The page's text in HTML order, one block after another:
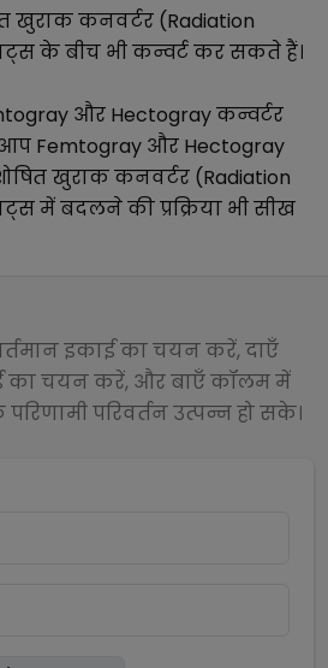
खुराक कनवर्टर (Radiation
के बीच भी कन्वर्ट कर सकते हैं।
और Hectograyकन्वर्टर
Femtogray और Hectogray
खुराक कनवर्टर (Radiation
में बदलने की प्रक्रिया भी सीख
इकाई का चयन करें, दाएँ
का चयन करें, और बाएँ कॉलम में
परिवर्तन उत्पन्न हो सके।